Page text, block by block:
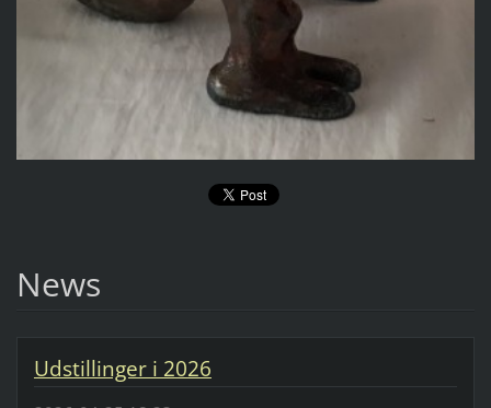
News
Udstillinger i 2026